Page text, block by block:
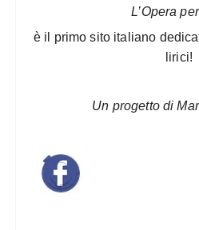
L’Opera
è il primo sito italiano
lirici!
Un progetto di